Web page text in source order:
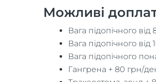
Можливі
Вага підопічного
Вага підопічного
Вага підопічного
Гангрена + 80 грн/